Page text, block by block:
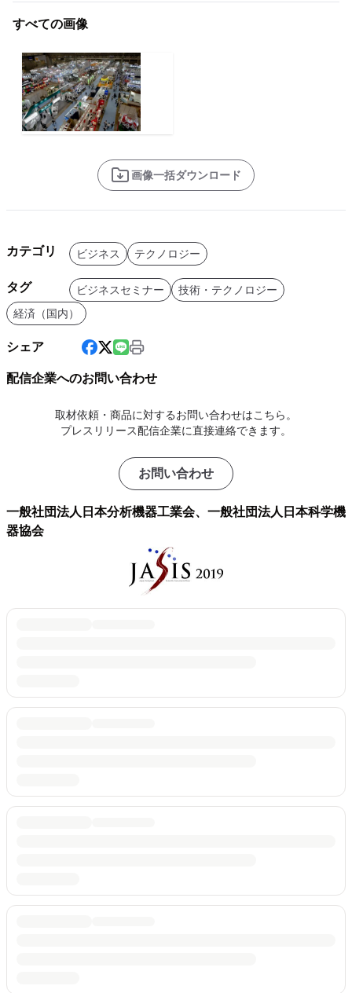
すべての画像
画像一括ダウンロード
カテゴリ ビジネス テクノロジー
タグ ビジネスセミナー
技術・テクノロジー
経済（国内）
シェア
配信企業へのお問い合わせ
取材依頼・商品に対するお問い合わせはこちら。
プレスリリース配信企業に直接連絡できます。
お問い合わせ
一般社団法人日本分析機器工業会、一般社団法人日本科学機
器協会